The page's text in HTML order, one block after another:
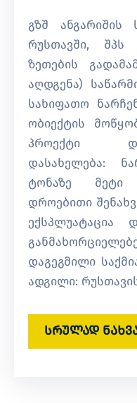
გზშ
რუსთავში, შპს
ზეთების
აღდგენა)
სახიფათო
ობიექტის
პროექტი
დასახელება:
ტონაზე მეტი
დროებითი
ექსპლუატაცია
დაგეგმილი
ადგილი:
სრულად